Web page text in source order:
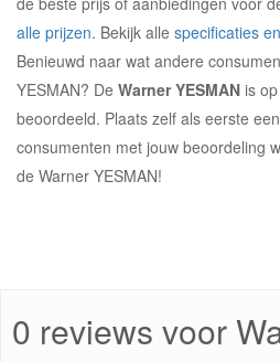
alle prijzen. Bekijk alle specificaties
Benieuwd naar wat andere
YESMAN? De Warner YESMAN is
beoordeeld. Plaats zelf als eerste
consumenten met jouw beoordeling
de Warner YESMAN!
0 reviews voor